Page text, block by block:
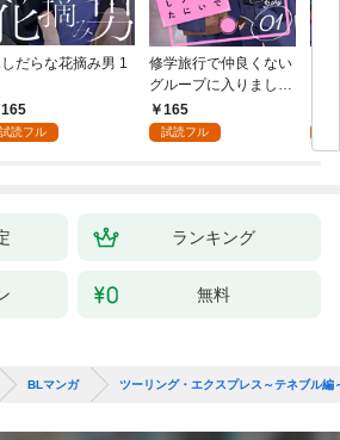
だらな花摘み男 1
165
試読フル
修学旅行で仲良くない
グループに入りました
【単話版】1巻
165
試読フル
が
ら
ランキング
無料
BLマンガ ツーリング・エクスプレス～テネブル編